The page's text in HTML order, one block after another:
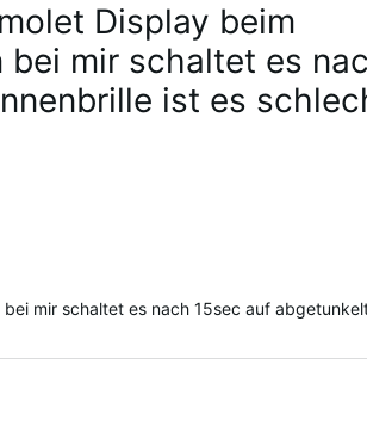
Display beim
bei mir schaltet es
ist es
mir schaltet es nach 15sec auf